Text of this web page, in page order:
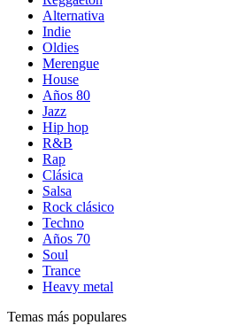
Alternativa
Indie
Oldies
Merengue
House
Años 80
Jazz
Hip hop
R&B
Rap
Clásica
Salsa
Rock clásico
Techno
Años 70
Soul
Trance
Heavy metal
Temas más populares